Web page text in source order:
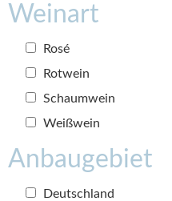
Weinart
Rosé
Rotwein
Schaumwein
Weißwein
Anbaugebiet
Deutschland